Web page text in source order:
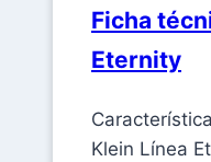
Ficha
Eternity
Klein Línea